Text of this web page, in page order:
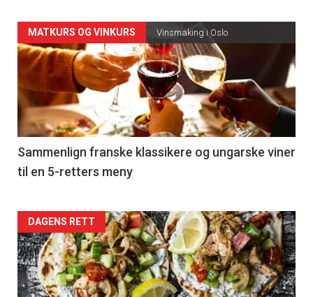
Forsiden
akkurat
nå
-
5
MATKURS OG VINKURS Vinsmaking i Oslo
Sammenlign franske klassikere og ungarske viner
til en 5-retters meny
Forsiden
akkurat
nå
DAGENS RETT